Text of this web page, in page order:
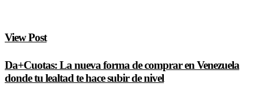
View Post
Da+Cuotas: La nueva forma de comprar en Venezuela
donde tu lealtad te hace subir de nivel